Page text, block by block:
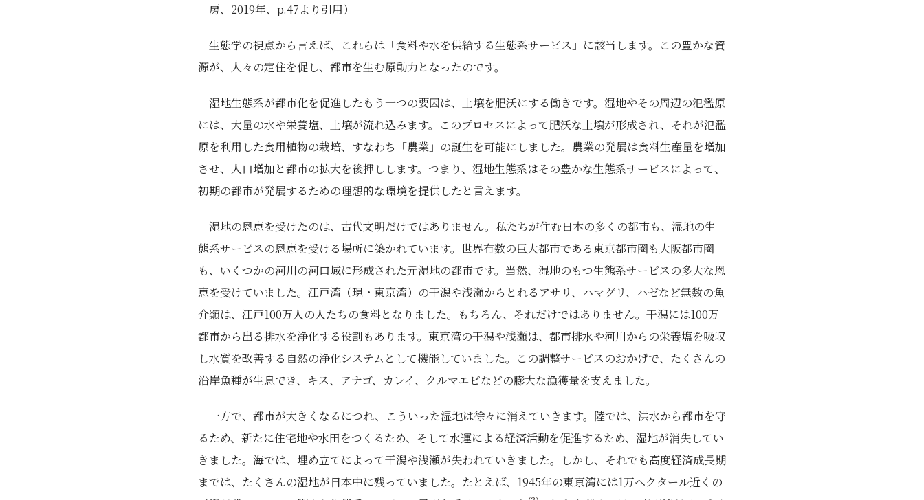
房、2019年、p.47より引用）
生態学の視点から言えば、これらは「食料や水を供給する生態系サービス」に該当します。この豊かな資
源が、人々の定住を促し、都市を生む原動力となったのです。
湿地生態系が都市化を促進したもう一つの要因は、土壌を肥沃にする働きです。湿地やその周辺の氾濫原
には、大量の水や栄養塩、土壌が流れ込みます。このプロセスによって肥沃な土壌が形成され、それが氾濫
原を利用した食用植物の栽培、すなわち「農業」の誕生を可能にしました。農業の発展は食料生産量を増加
させ、人口増加と都市の拡大を後押しします。つまり、湿地生態系はその豊かな生態系サービスによって、
初期の都市が発展するための理想的な環境を提供したと言えます。
湿地の恩恵を受けたのは、古代文明だけではありません。私たちが住む日本の多くの都市も、湿地の生
態系サービスの恩恵を受ける場所に築かれています。世界有数の巨大都市である東京都市圏も大阪都市圏
も、いくつかの河川の河口域に形成された元湿地の都市です。当然、湿地のもつ生態系サービスの多大な恩
恵を受けていました。江戸湾（現・東京湾）の干潟や浅瀬からとれるアサリ、ハマグリ、ハゼなど無数の魚
介類は、江戸100万人の人たちの食料となりました。もちろん、それだけではありません。干潟には100万
都市から出る排水を浄化する役割もあります。東京湾の干潟や浅瀬は、都市排水や河川からの栄養塩を吸収
し水質を改善する自然の浄化システムとして機能していました。この調整サービスのおかげで、たくさんの
沿岸魚種が生息でき、キス、アナゴ、カレイ、クルマエビなどの膨大な漁獲量を支えました。
一方で、都市が大きくなるにつれ、こういった湿地は徐々に消えていきます。陸では、洪水から都市を守
るため、新たに住宅地や水田をつくるため、そして水運による経済活動を促進するため、湿地が消失してい
きました。海では、埋め立てによって干潟や浅瀬が失われていきました。しかし、それでも高度経済成長期
までは、たくさんの湿地が日本中に残っていました。たとえば、1945年の東京湾には1万ヘクタール近くの